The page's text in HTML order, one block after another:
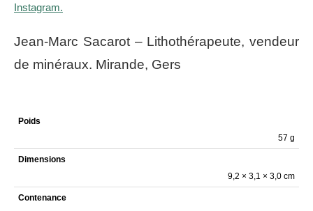
Instagram.
Jean-Marc Sacarot – Lithothérapeute, vendeur
de minéraux. Mirande, Gers
Poids
57 g
Dimensions
9,2 × 3,1 × 3,0 cm
Contenance